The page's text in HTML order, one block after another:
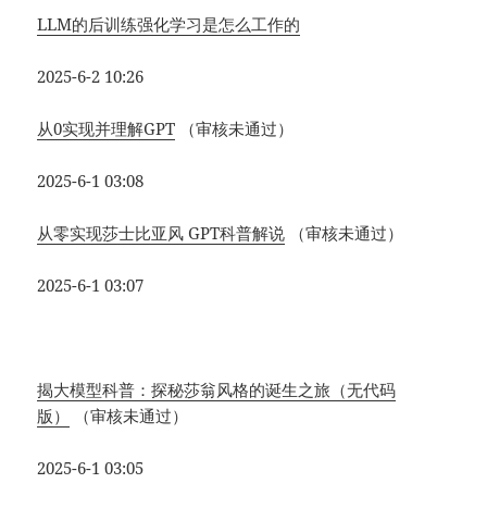
LLM的后训练强化学习是怎么工作的
2025-6-2 10:26
从0实现并理解GPT （审核未通过）
2025-6-1 03:08
从零实现莎士比亚风 GPT科普解说 （审核未通过）
2025-6-1 03:07
揭大模型科普：探秘莎翁风格的诞生之旅（无代码
版）
（审核未通过）
2025-6-1 03:05